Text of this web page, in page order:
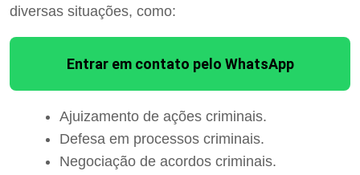
diversas situações, como:
Entrar em contato pelo WhatsApp
Ajuizamento de ações criminais.
Defesa em processos criminais.
Negociação de acordos criminais.